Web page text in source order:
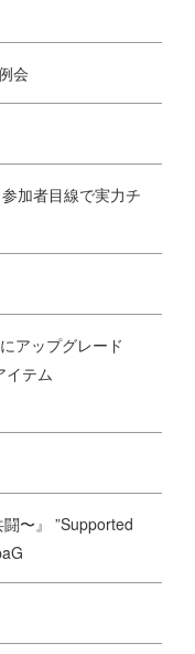
会
加者目線で実力チ
アップグレード
イテム
〜』 ”Supported